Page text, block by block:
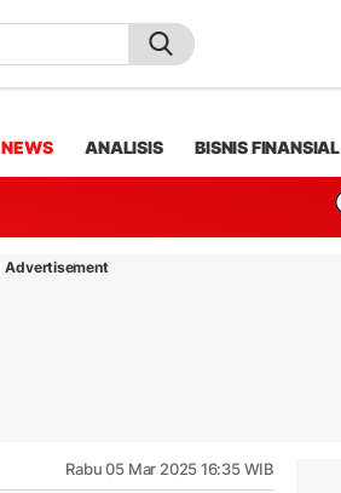
NEWS ANALISIS BISNIS FINANSIAL
Advertisement
Rabu 05 Mar 2025 16:35 WIB